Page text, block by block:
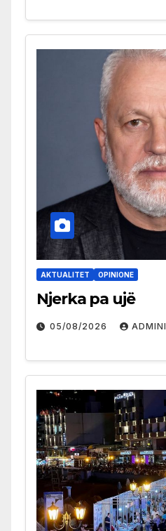
AKTUALITET OPINIONE
Njerka pa ujë
05/08/2026 ADMINI